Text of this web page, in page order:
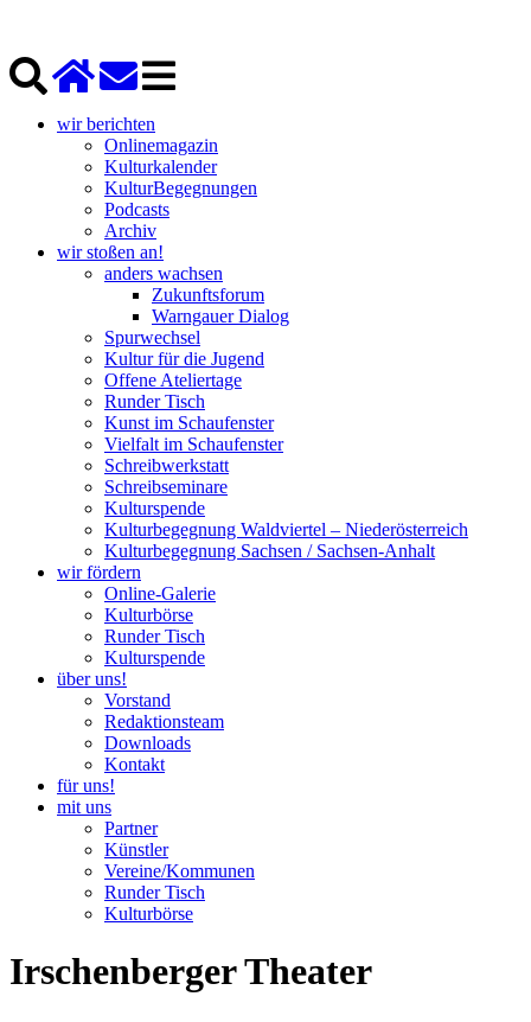
wir berichten
Onlinemagazin
Kulturkalender
KulturBegegnungen
Podcasts
Archiv
wir stoßen an!
anders wachsen
Zukunftsforum
Warngauer Dialog
Spurwechsel
Kultur für die Jugend
Offene Ateliertage
Runder Tisch
Kunst im Schaufenster
Vielfalt im Schaufenster
Schreibwerkstatt
Schreibseminare
Kulturspende
Kulturbegegnung Waldviertel – Niederösterreich
Kulturbegegnung Sachsen / Sachsen-Anhalt
wir fördern
Online-Galerie
Kulturbörse
Runder Tisch
Kulturspende
über uns!
Vorstand
Redaktionsteam
Downloads
Kontakt
für uns!
mit uns
Partner
Künstler
Vereine/Kommunen
Runder Tisch
Kulturbörse
Irschenberger Theater